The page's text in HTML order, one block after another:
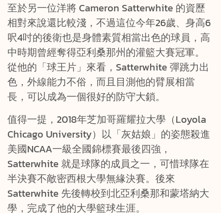
至於另一位洋將 Cameron Satterwhite 的資歷
相對來說還比較淺，不過這位今年26歲、身高6
呎4吋的後衛也是身體素質相當出色的球員，高
中時期曾經奪得亞利桑那州的灌籃大賽冠軍。
從他的「球王片」來看，Satterwhite 彈跳力出
色，外線能力不俗，而且目測他的臂展相當
長，可以成為一個很好的防守大鎖。
值得一提，2018年芝加哥羅耀拉大學（Loyola
Chicago University）以「灰姑娘」的姿態殺進
美國NCAA一級全國錦標賽最後四強，
Satterwhite 就是球隊的成員之一，可惜球隊在
半決賽不敵密西根大學無緣決賽。後來
Satterwhite 先後轉校到北亞利桑那和蒙塔納大
學，完成了他的大學籃球生涯。